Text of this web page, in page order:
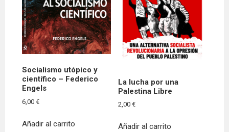
página
de
producto
Socialismo utópico y
científico – Federico
Engels
6,00€
Añadir al carrito
La lucha por una
Palestina Libre
2,00€
Añadir al carrito